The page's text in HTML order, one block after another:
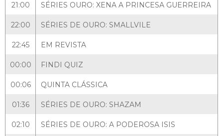
21:00 SÉRIES OURO: XENA A PRINCESA GUERREIRA
22:00 SÉRIES DE OURO: SMALLVILE
22:45 EM REVISTA
00:00 FINDI QUIZ
00:06 QUINTA CLÁSSICA
01:36 SÉRIES DE OURO: SHAZAM
02:10 SÉRIES DE OURO: A PODEROSA ISIS